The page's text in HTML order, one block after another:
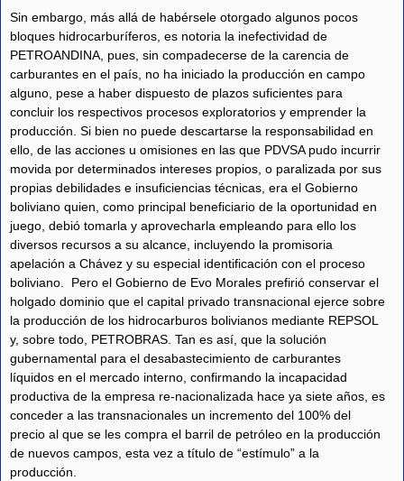
Sin embargo, más allá de habérsele otorgado algunos pocos
bloques hidrocarburíferos, es notoria la inefectividad de
PETROANDINA, pues, sin compadecerse de la carencia de
carburantes en el país, no ha iniciado la producción en campo
alguno, pese a haber dispuesto de plazos suficientes para
concluir los respectivos procesos exploratorios y emprender la
producción. Si bien no puede descartarse la responsabilidad en
ello, de las acciones u omisiones en las que PDVSA pudo incurrir
movida por determinados intereses propios, o paralizada por sus
propias debilidades e insuficiencias técnicas, era el Gobierno
boliviano quien, como principal beneficiario de la oportunidad en
juego, debió tomarla y aprovecharla empleando para ello los
diversos recursos a su alcance, incluyendo la promisoria
apelación a Chávez y su especial identificación con el proceso
boliviano. Pero el Gobierno de Evo Morales prefirió conservar el
holgado dominio que el capital privado transnacional ejerce sobre
la producción de los hidrocarburos bolivianos mediante REPSOL
y, sobre todo, PETROBRAS. Tan es así, que la solución
gubernamental para el desabastecimiento de carburantes
líquidos en el mercado interno, confirmando la incapacidad
productiva de la empresa re-nacionalizada hace ya siete años, es
conceder a las transnacionales un incremento del 100% del
precio al que se les compra el barril de petróleo en la producción
de nuevos campos, esta vez a título de “estímulo” a la
producción.